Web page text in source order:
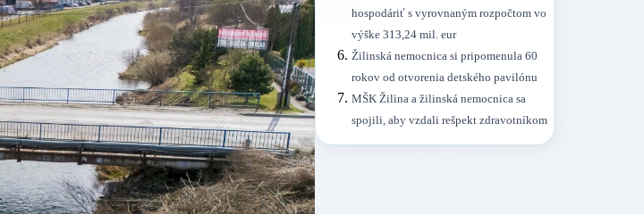
hospodáriť s vyrovnaným rozpočtom vo
výške 313,24 mil. eur
Žilinská nemocnica si pripomenula 60
rokov od otvorenia detského pavilónu
MŠK Žilina a žilinská nemocnica sa
spojili, aby vzdali rešpekt zdravotníkom